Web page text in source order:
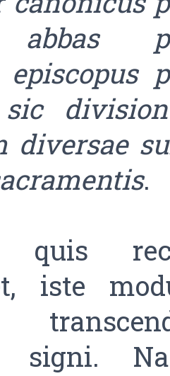
abbas
episcopus
diversae
.
quis
iste
signi.